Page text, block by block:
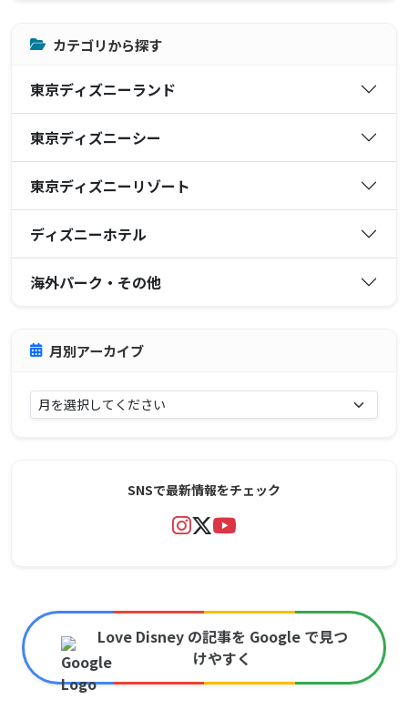
カテゴリから探す
東京ディズニーランド
東京ディズニーシー
東京ディズニーリゾート
ディズニーホテル
海外パーク・その他
月別アーカイブ
SNSで最新情報をチェック
Love Disney の記事を Google で見つ
けやすく